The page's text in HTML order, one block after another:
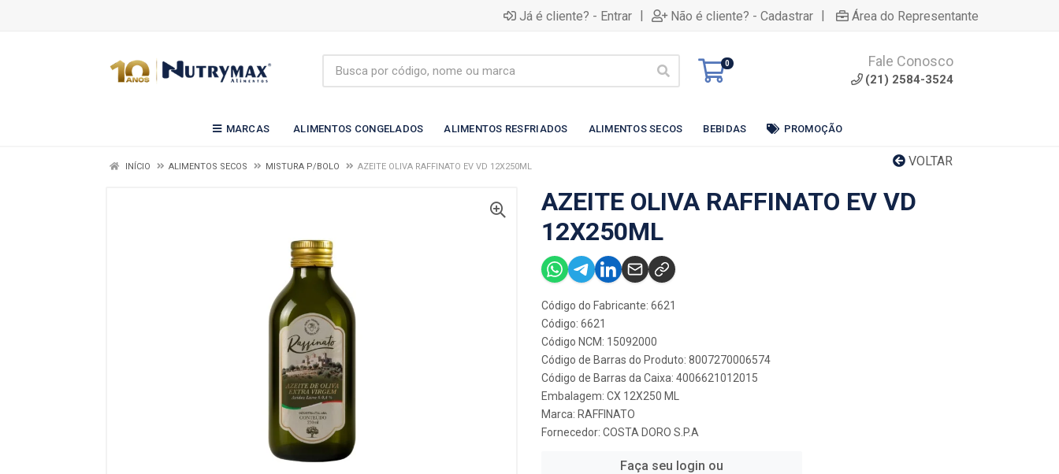
Já é cliente? - Entrar | Não é cliente? - Cadastrar | Área do Representante
0 Fale Conosco
(21) 2584-3524
MARCAS ALIMENTOS CONGELADOS ALIMENTOS RESFRIADOS ALIMENTOS SECOS BEBIDAS PROMOÇÃO
VOLTAR
INÍCIO ALIMENTOS SECOS MISTURA P/BOLO AZEITE OLIVA RAFFINATO EV VD 12X250ML
AZEITE OLIVA RAFFINATO EV VD
12X250ML
Código do Fabricante: 6621
Código: 6621
Código NCM: 15092000
Código de Barras do Produto: 8007270006574
Código de Barras da Caixa: 4006621012015
Embalagem: CX 12X250 ML
Marca: RAFFINATO
Fornecedor: COSTA DORO S.P.A
Faça seu login ou